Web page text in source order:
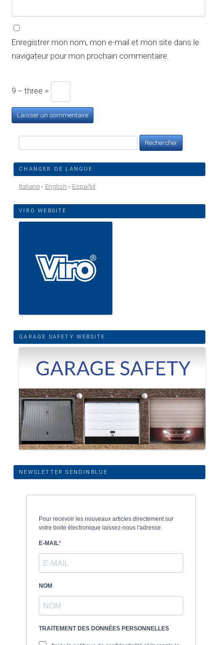
Enregistrer mon nom, mon e-mail et mon site dans le
navigateur pour mon prochain commentaire.
9 − three =
CHANGER DE LANGUE
Italiano English Español
VIRO WEBSITE
GARAGE SAFETY WEBSITE
NEWSLETTER SENDINBLUE